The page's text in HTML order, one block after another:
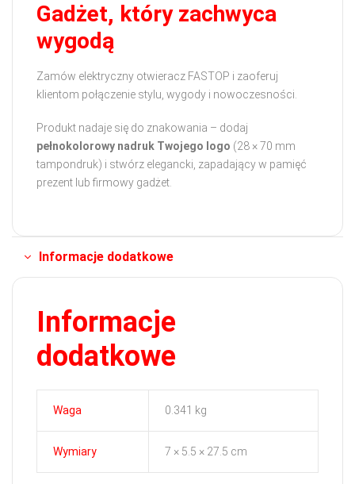
Gadżet, który zachwyca
wygodą
Zamów elektryczny otwieracz FASTOP i zaoferuj
klientom połączenie stylu, wygody i nowoczesności.
Produkt nadaje się do znakowania – dodaj
pełnokolorowy nadruk Twojego logo (28 × 70 mm
tampondruk) i stwórz elegancki, zapadający w pamięć
prezent lub firmowy gadżet.
Informacje dodatkowe
Informacje
dodatkowe
Waga 0.341 kg
Wymiary 7 × 5.5 × 27.5 cm